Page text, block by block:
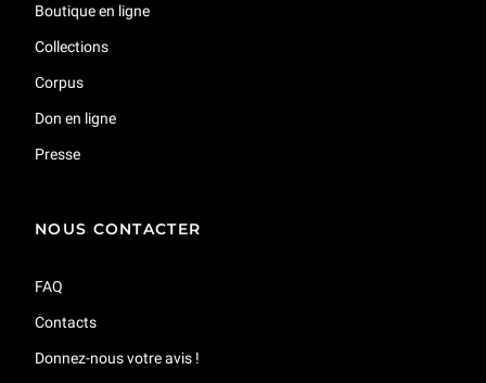
Boutique en ligne
Collections
Corpus
Don en ligne
Presse
NOUS CONTACTER
FAQ
Contacts
Donnez-nous votre avis !